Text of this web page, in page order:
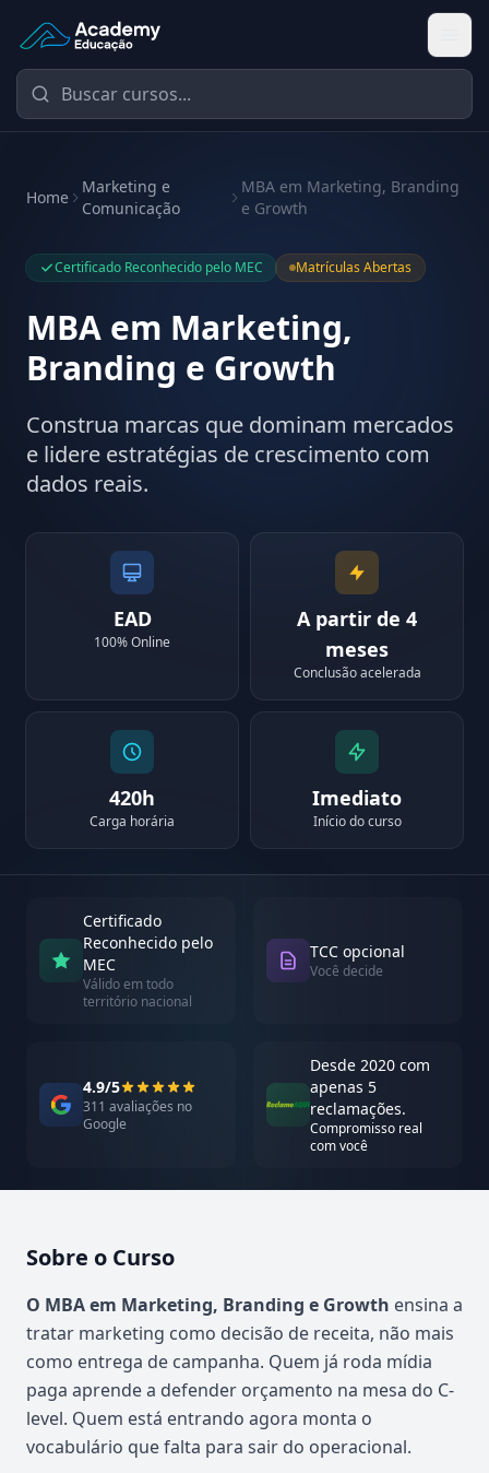
Academy Educação — Página Inicial
Home
Marketing e
Comunicação
MBA em Marketing, Branding
e Growth
Certificado Reconhecido pelo MEC Matrículas Abertas
MBA em Marketing,
Branding e Growth
Construa marcas que dominam mercados
e lidere estratégias de crescimento com
dados reais.
EAD
100% Online
A partir de 4
meses
Conclusão acelerada
420h
Carga horária
Imediato
Início do curso
Certificado
Reconhecido pelo
MEC
Válido em todo
território nacional
TCC opcional
Você decide
4.9/5
311 avaliações no
Google
Desde 2020 com
apenas 5
reclamações.
Compromisso real
com você
Sobre o Curso
Atualizado em abril de 2026
O MBA em Marketing, Branding e Growth ensina a
tratar marketing como decisão de receita, não mais
como entrega de campanha. Quem já roda mídia
paga aprende a defender orçamento na mesa do C-
level. Quem está entrando agora monta o
vocabulário que falta para sair do operacional.